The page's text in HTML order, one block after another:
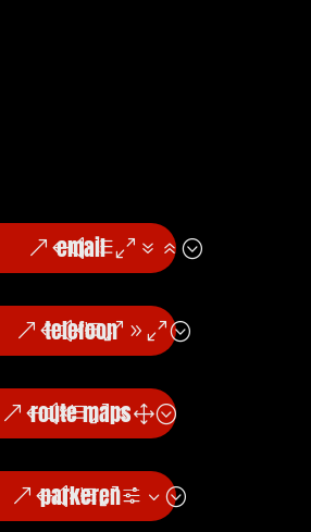
email
telefoon
route maps
parkeren